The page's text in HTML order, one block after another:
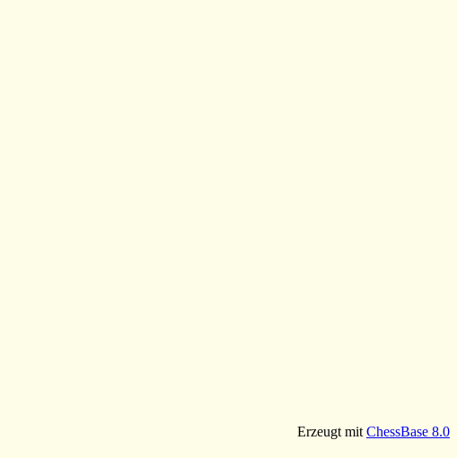
Erzeugt mit ChessBase 8.0